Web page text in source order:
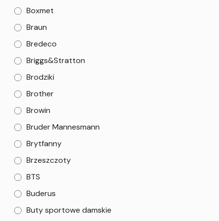
Boxmet
Braun
Bredeco
Briggs&Stratton
Brodziki
Brother
Browin
Bruder Mannesmann
Brytfanny
Brzeszczoty
BTS
Buderus
Buty sportowe damskie